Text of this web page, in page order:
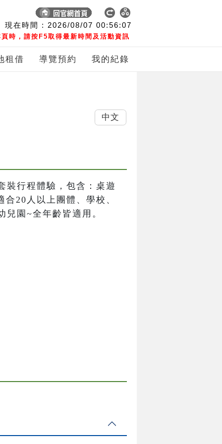
現在時間 : 2026/08/07 00:56:08
時，請按F5取得最新時間及活動資訊
租借 導覽預約 我的紀錄
裝行程體驗，包含：桌遊
20人以上團體、學校、
園~全年齡皆適用。